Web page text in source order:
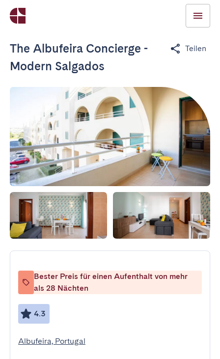
The Albufeira Concierge -
Modern Salgados
Teilen
Bester Preis für einen Aufenthalt von mehr
als 28 Nächten
4.3
Albufeira, Portugal